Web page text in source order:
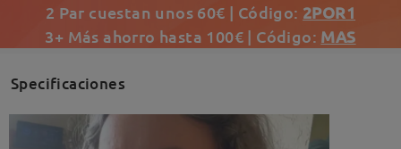
2 Par cuestan unos 60€ | Código: 2POR1
3+ Más ahorro hasta 100€ | Código: MAS
Specificaciones